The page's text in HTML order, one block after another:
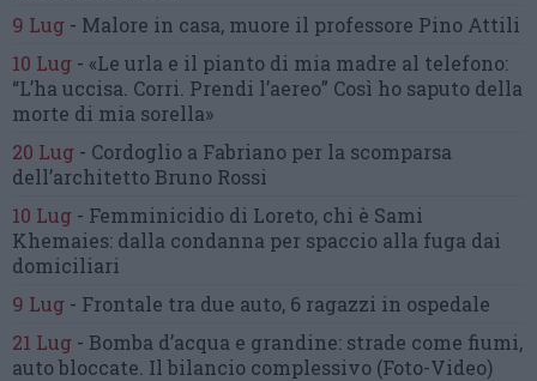
9 Lug - Malore in casa, muore il professore Pino Attili
10 Lug - «Le urla e il pianto di mia madre al telefono:
“L’ha uccisa. Corri. Prendi l’aereo” Così ho saputo della
morte di mia sorella»
20 Lug - Cordoglio a Fabriano per la scomparsa
dell’architetto Bruno Rossi
10 Lug - Femminicidio di Loreto, chi è Sami
Khemaies: dalla condanna per spaccio alla fuga dai
domiciliari
9 Lug - Frontale tra due auto, 6 ragazzi in ospedale
21 Lug - Bomba d’acqua e grandine: strade come fiumi,
auto bloccate. Il bilancio complessivo (Foto-Video)